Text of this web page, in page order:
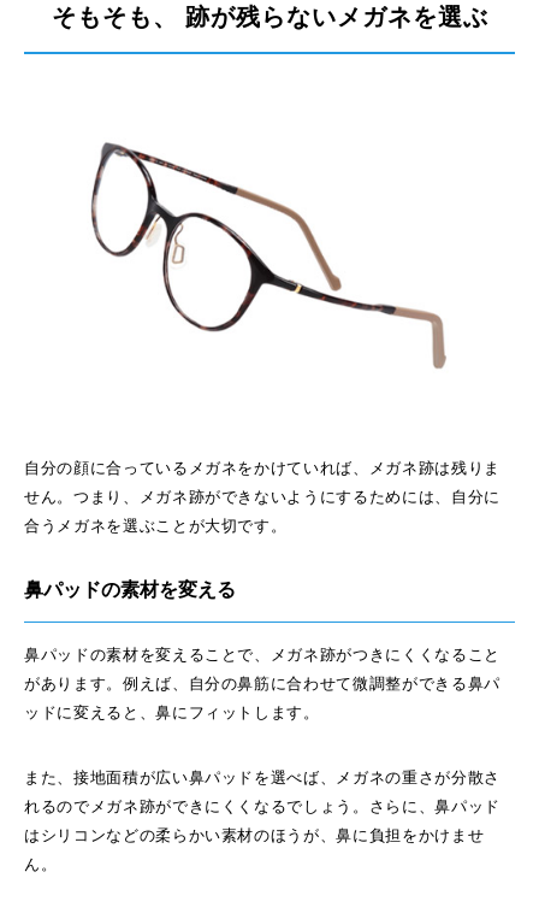
そもそも、 跡が残らないメガネを選ぶ
自分の顔に合っているメガネをかけていれば、メガネ跡は残りま
せん。つまり、メガネ跡ができないようにするためには、自分に
合うメガネを選ぶことが大切です。
鼻パッドの素材を変える
鼻パッドの素材を変えることで、メガネ跡がつきにくくなること
があります。例えば、自分の鼻筋に合わせて微調整ができる鼻パ
ッドに変えると、鼻にフィットします。
また、接地面積が広い鼻パッドを選べば、メガネの重さが分散さ
れるのでメガネ跡ができにくくなるでしょう。さらに、鼻パッド
はシリコンなどの柔らかい素材のほうが、鼻に負担をかけませ
ん。